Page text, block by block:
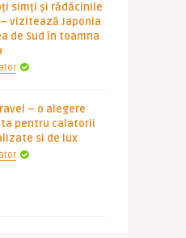
simți și rădăcinile
vizitează Japonia
de Sud în toamna
– o alegere
pentru calatorii
si de lux